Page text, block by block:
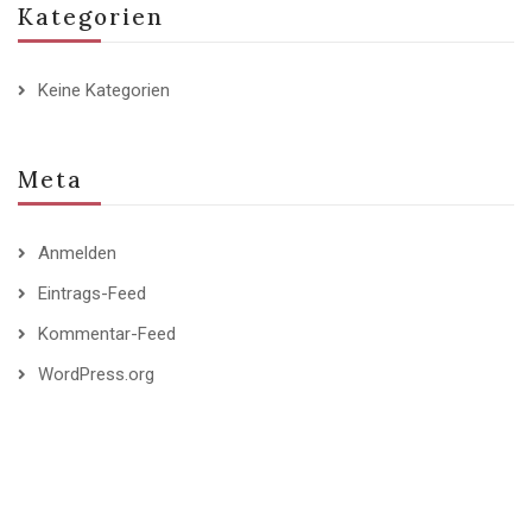
Kategorien
Keine Kategorien
Meta
Anmelden
Eintrags-Feed
Kommentar-Feed
WordPress.org